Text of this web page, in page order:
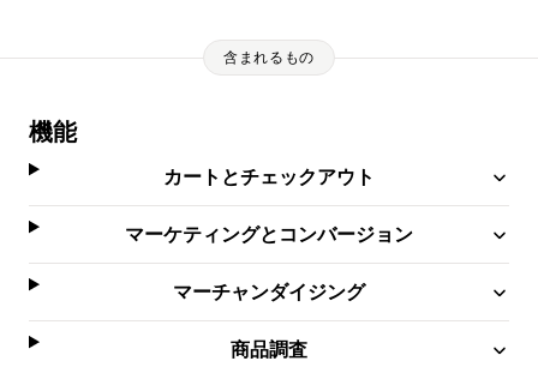
含まれるもの
機能
カートとチェックアウト
マーケティングとコンバージョン
マーチャンダイジング
商品調査